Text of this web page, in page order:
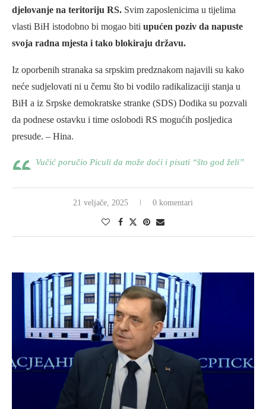
djelovanje na teritoriju RS. Svim zaposlenicima u tijelima
vlasti BiH istodobno bi mogao biti upućen poziv da napuste
svoja radna mjesta i tako blokiraju državu.
Iz oporbenih stranaka sa srpskim predznakom najavili su kako
neće sudjelovati ni u čemu što bi vodilo radikalizaciji stanja u
BiH a iz Srpske demokratske stranke (SDS) Dodika su pozvali
da podnese ostavku i time oslobodi RS mogućih posljedica
presude. – Hina.
Vučić poručio Piculi da može doći i pisati “što god želi”
21 veljače, 2025 0 komentari